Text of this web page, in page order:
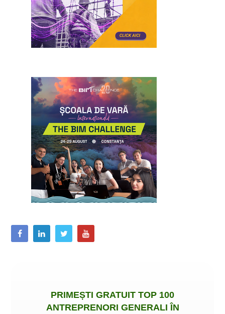
PRIMEȘTI GRATUIT TOP 100
ANTREPRENORI GENERALI ÎN